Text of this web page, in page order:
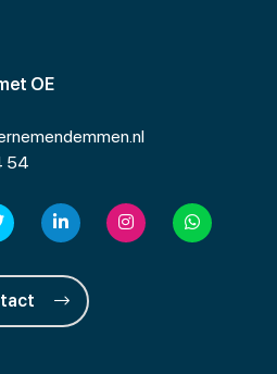
OE
54